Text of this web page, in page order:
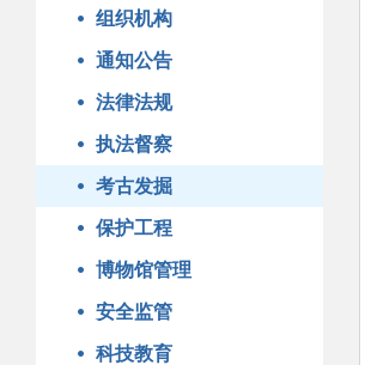
组织机构
通知公告
法律法规
执法督察
考古发掘
保护工程
博物馆管理
安全监管
科技教育